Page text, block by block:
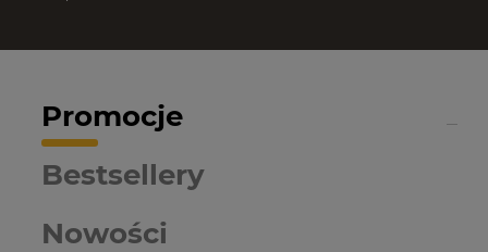
Promocje
Nowości
Bestsellery